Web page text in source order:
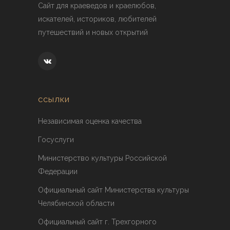
Сайт для краеведов и краелюбов,
искателей, историков, любителей
путешествий и новых открытий
ССЫЛКИ
Независимая оценка качества
Госуслуги
Министерство культуры Российской
Федерации
Официальный сайт Министерства культуры
Челябинской области
Официальный сайт г. Трехгорного